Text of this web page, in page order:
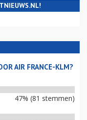
AIR FRANCE-KLM?
47% (81 stemmen)